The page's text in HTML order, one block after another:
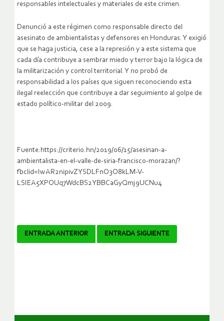
responsables intelectuales y materiales de este crimen.
Denunció a este régimen como responsable directo del
asesinato de ambientalistas y defensores en Honduras. Y exigió
que se haga justicia, cese a la represión y a este sistema que
cada día contribuye a sembrar miedo y terror bajo la lógica de
la militarización y control territorial. Y no probó de
responsabilidad a los países que siguen reconociendo esta
ilegal reelección que contribuye a dar seguimiento al golpe de
estado político-militar del 2009.
Fuente:https://criterio.hn/2019/06/15/asesinan-a-
ambientalista-en-el-valle-de-siria-francisco-morazan/?
fbclid=IwAR2nipivZYSDLFnO3O8kLM-V-
LSIEA5XPOUq7WdcBS2YBBCaGyQmj9UCNu4
Navegador
ENTRADA ANTERIOR ENTRADA SIGUIENTE